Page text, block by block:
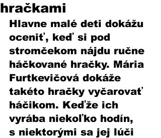
hračkami
Hlavne malé deti dokážu
oceniť, keď si pod
stromčekom nájdu ručne
háčkované hračky. Mária
Furtkevičová dokáže
takéto hračky vyčarovať
háčikom. Keďže ich
vyrába niekoľko hodín,
s niektorými sa jej lúči